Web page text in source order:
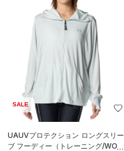
SALE
UAUVプロテクション ロングスリー
ブ フーディー（トレーニング/WOM